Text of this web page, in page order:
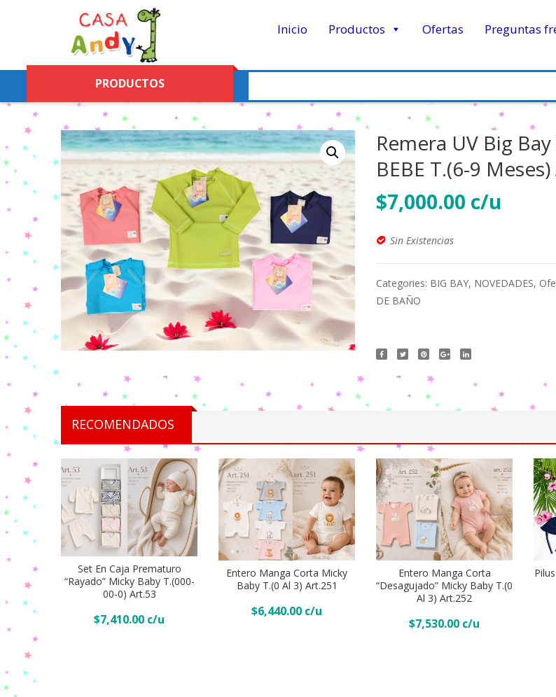
Inicio Productos Ofertas Preguntas
PRODUCTOS
Remera UV Big Bay
BEBE T.(6-9
$7,000.00
Sin Existencias
Categories: BIG BAY, NOVEDADES,
DE BAÑO
RECOMENDADOS
Set En Caja Prematuro
“Rayado” Micky Baby T.(000-
00-0) Art.53
$7,410.00
Añadir Al Carrito
Entero Manga Corta Micky
Baby T.(0 Al 3) Art.251
$6,440.00
Añadir Al Carrito
Entero Manga Corta
“Desagujado” Micky Baby T.(0
Al 3) Art.252
$7,530.00
Añadir Al Carrito